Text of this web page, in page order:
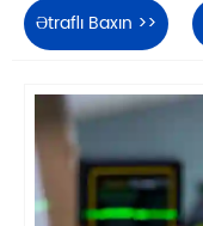
Ətraflı Baxın >>